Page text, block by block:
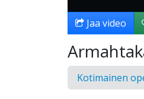
Jaa video
Kotimainen